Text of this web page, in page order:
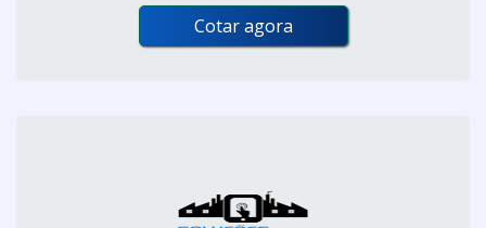
Cotar agora